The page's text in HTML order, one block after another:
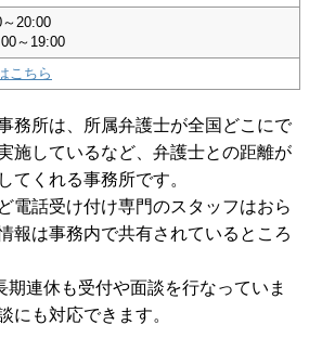
20:00
～19:00
こちら
務所は、所属弁護士が全国どこにで
施しているなど、弁護士との距離が
てくれる事務所です。
電話受け付け専門のスタッフはおら
報は事務内で共有されているところ
期連休も受付や面談を行なっていま
にも対応できます。